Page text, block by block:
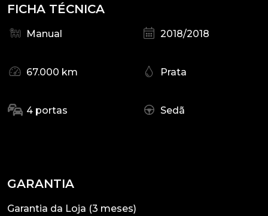
FICHA TÉCNICA
Manual 2018/2018
67.000 km Prata
4 portas Sedã
GARANTIA
Garantia da Loja (3 meses)